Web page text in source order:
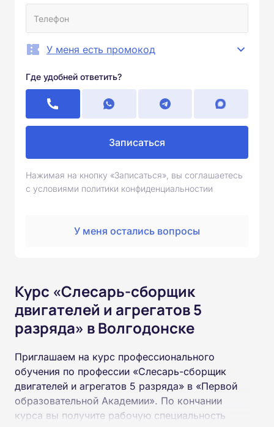
У меня есть промокод
Где удобней ответить?
Записаться
Нажимая на кнопку «Записаться», вы соглашаетесь
с условиями политики конфиденциальностии
У меня остались вопросы
Курс «Слесарь-сборщик
двигателей и агрегатов 5
разряда» в Волгодонске
Приглашаем на курс профессионального
обучения по профессии «Слесарь-сборщик
двигателей и агрегатов 5 разряда» в «Первой
образовательной Академии». По кончании
курса вы получите рабочую специальность